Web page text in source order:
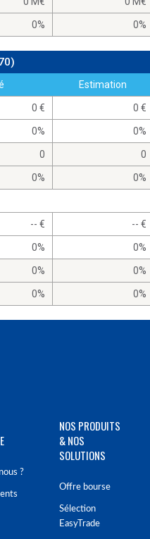
0% 0%
Estimation
0 0
0% 0%
0 0
0% 0%
-- --
0% 0%
0% 0%
0% 0%
?
NOS PRODUITS
& NOS
SOLUTIONS
Offre bourse
Sélection
EasyTrade